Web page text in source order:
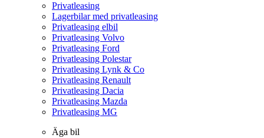
Privatleasing
Lagerbilar med privatleasing
Privatleasing elbil
Privatleasing Volvo
Privatleasing Ford
Privatleasing Polestar
Privatleasing Lynk & Co
Privatleasing Renault
Privatleasing Dacia
Privatleasing Mazda
Privatleasing MG
Äga bil